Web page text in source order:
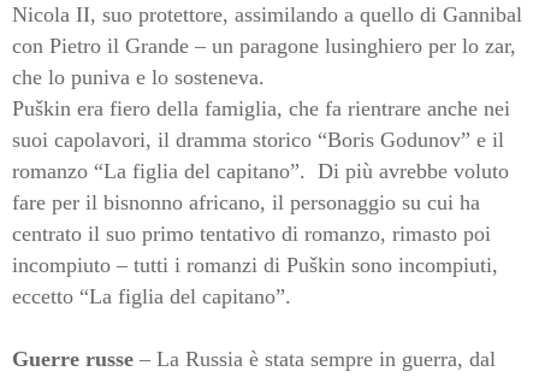
Nicola II, suo protettore, assimilando a quello di Gannibal
con Pietro il Grande – un paragone lusinghiero per lo zar,
che lo puniva e lo sosteneva.
Puškin era fiero della famiglia, che fa rientrare anche nei
suoi capolavori, il dramma storico “Boris Godunov” e il
romanzo “La figlia del capitano”. Di più avrebbe voluto
fare per il bisnonno africano, il personaggio su cui ha
centrato il suo primo tentativo di romanzo, rimasto poi
incompiuto – tutti i romanzi di Puškin sono incompiuti,
eccetto “La figlia del capitano”.
Guerre russe – La Russia è stata sempre in guerra, dal